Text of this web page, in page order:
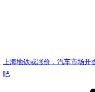
上海地铁或涨价，汽车市场开
吧